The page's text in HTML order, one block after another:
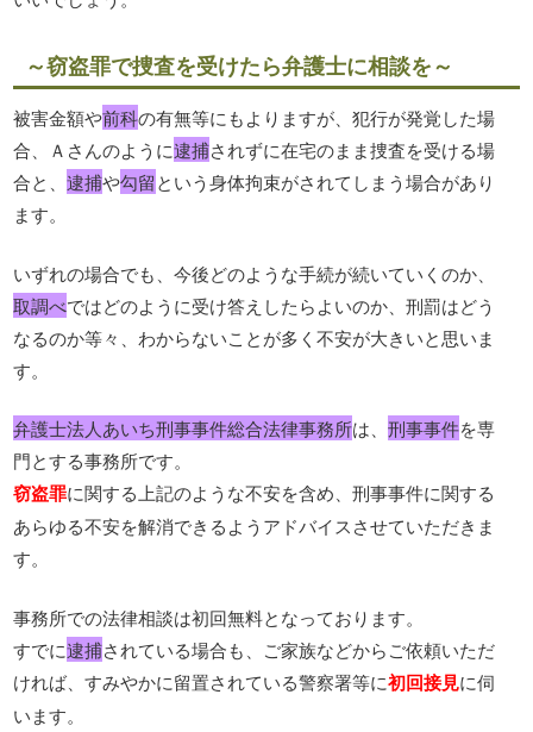
～窃盗罪で捜査を受けたら弁護士に相談を～
被害金額や前科の有無等にもよりますが、犯行が発覚した場
合、Ａさんのように逮捕されずに在宅のまま捜査を受ける場
合と、逮捕や勾留という身体拘束がされてしまう場合があり
ます。
いずれの場合でも、今後どのような手続が続いていくのか、
取調べではどのように受け答えしたらよいのか、刑罰はどう
なるのか等々、わからないことが多く不安が大きいと思いま
す。
弁護士法人あいち刑事事件総合法律事務所は、刑事事件を専
門とする事務所です。
窃盗罪に関する上記のような不安を含め、刑事事件に関する
あらゆる不安を解消できるようアドバイスさせていただきま
す。
事務所での法律相談は初回無料となっております。
すでに逮捕されている場合も、ご家族などからご依頼いただ
ければ、すみやかに留置されている警察署等に初回接見に伺
います。